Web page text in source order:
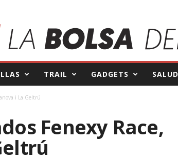
TRAIL GADGETS SALUD
i La Geltrú
Fenexy Race,